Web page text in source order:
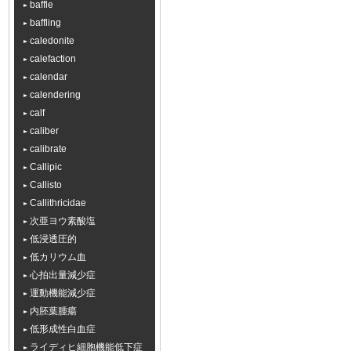
baffle
baffling
caledonite
calefaction
calendar
calendering
calf
caliber
calibrate
Callipic
Callisto
Callithricidae
次亜ヨウ素酸塩
低浸透圧的
低カリウム血
心拍出量減少症
運動機能減少症
内胚葉腫瘍
低形成性白血症
ライディヒ細胞機能低下症